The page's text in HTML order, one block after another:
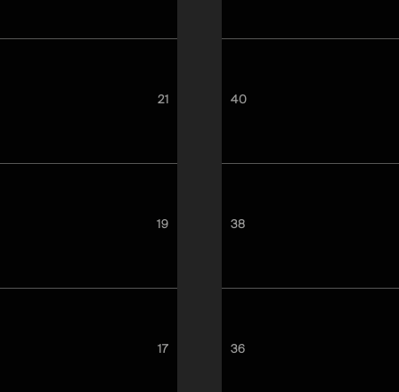
40
38
36
21
19
17